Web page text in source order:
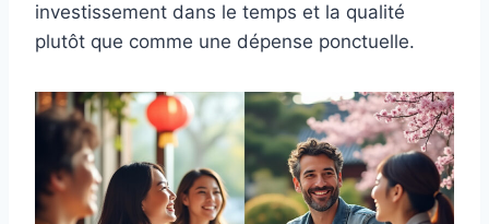
investissement dans le temps et la qualité
plutôt que comme une dépense ponctuelle.